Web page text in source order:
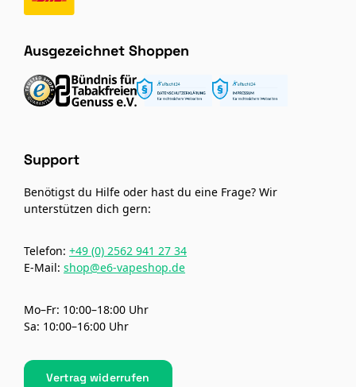
Ausgezeichnet Shoppen
Support
Benötigst du Hilfe oder hast du eine Frage? Wir
unterstützen dich gern:
Telefon: +49 (0) 2562 941 27 34
E-Mail: shop@e6-vapeshop.de
Mo–Fr: 10:00–18:00 Uhr
Sa: 10:00–16:00 Uhr
Vertrag widerrufen